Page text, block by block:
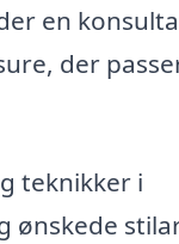
en
der
teknikker i
ønskede